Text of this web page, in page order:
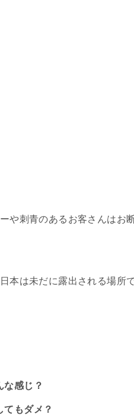
や刺青のあるお客さんはお
本は未だに露出される場所
な感じ？
てもダメ？